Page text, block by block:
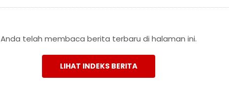
Anda telah membaca berita terbaru di halaman ini.
LIHAT INDEKS BERITA